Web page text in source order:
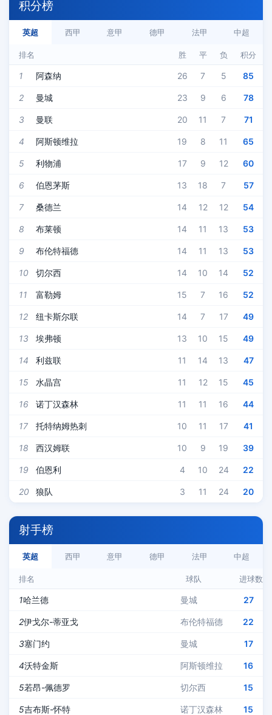
积分榜
英超 西甲 意甲 德甲 法甲 中超
排名 胜 平 负 积分
1 阿森纳 26 7 5 85
2 曼城 23 9 6 78
3 曼联 20 11 7 71
4 阿斯顿维拉 19 8 11 65
5 利物浦 17 9 12 60
6 伯恩茅斯 13 18 7 57
7 桑德兰 14 12 12 54
8 布莱顿 14 11 13 53
9 布伦特福德 14 11 13 53
10 切尔西 14 10 14 52
11 富勒姆 15 7 16 52
12 纽卡斯尔联 14 7 17 49
13 埃弗顿 13 10 15 49
14 利兹联 11 14 13 47
15 水晶宫 11 12 15 45
16 诺丁汉森林 11 11 16 44
17 托特纳姆热刺 10 11 17 41
18 西汉姆联 10 9 19 39
19 伯恩利 4 10 24 22
20 狼队 3 11 24 20
射手榜
英超 西甲 意甲 德甲 法甲 中超
排名 球队 进球数
1哈兰德 曼城 27
2伊戈尔-蒂亚戈 布伦特福德 22
3塞门约 曼城 17
4沃特金斯 阿斯顿维拉 16
5若昂-佩德罗 切尔西 15
5吉布斯-怀特 诺丁汉森林 15